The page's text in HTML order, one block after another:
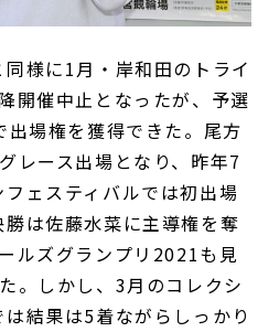
様に1月・岸和田のトライ
開催中止となったが、予選
場権を獲得できた。尾方
レース出場となり、昨年7
ェスティバルでは初出場
は佐藤水菜に主導権を奪
ルズグランプリ2021も見
。しかし、3月のコレクシ
結果は5着ながらしっかり